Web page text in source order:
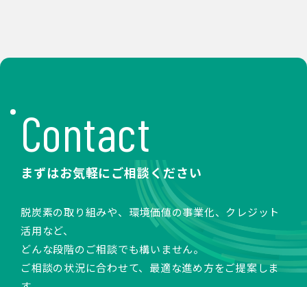
Contact
まずはお気軽にご相談ください
脱炭素の取り組みや、環境価値の事業化、クレジット
活用など、
どんな段階のご相談でも構いません。
ご相談の状況に合わせて、最適な進め方をご提案しま